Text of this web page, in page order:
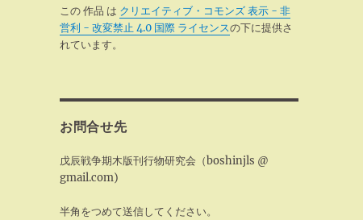
この 作品 は クリエイティブ・コモンズ 表示 - 非
営利 - 改変禁止 4.0 国際 ライセンスの下に提供さ
れています。
お問合せ先
戊辰戦争期木版刊行物研究会（boshinjls @
gmail.com)
半角をつめて送信してください。